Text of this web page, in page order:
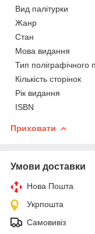
Вид палітурки
Жанр
Стан
Мова видання
Тип поліграфічного
Кількість сторінок
Рік видання
ISBN
Приховати
Умови доставки
Нова Пошта
Укрпошта
Самовивіз